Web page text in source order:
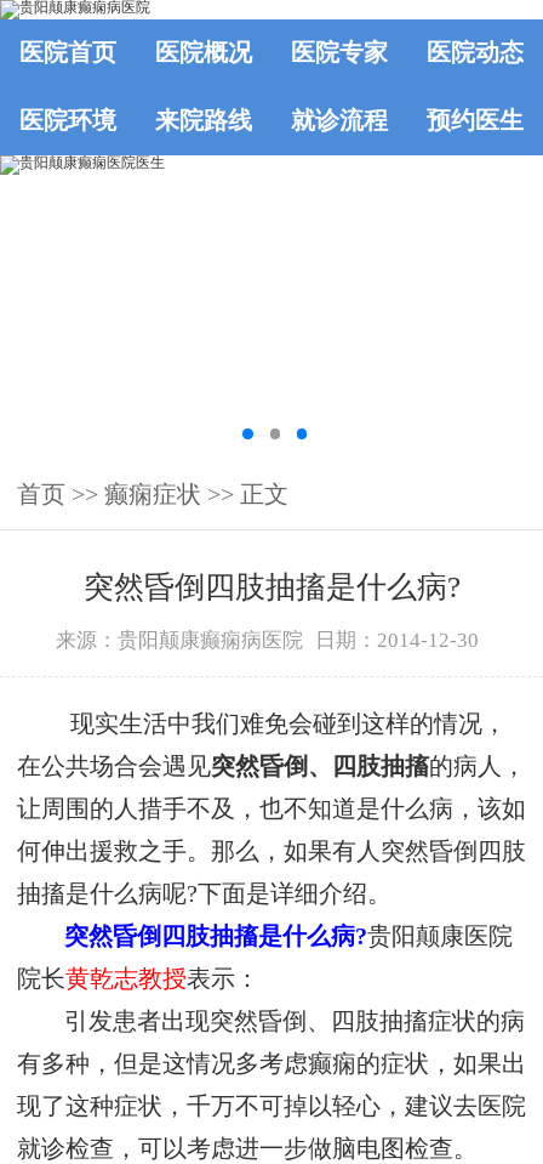
医院首页 医院概况 医院专家 医院动态
医院环境 来院路线 就诊流程 预约医生
首页 >> 癫痫症状 >> 正文
突然昏倒四肢抽搐是什么病?
来源：贵阳颠康癫痫病医院 日期：2014-12-30
现实生活中我们难免会碰到这样的情况，
在公共场合会遇见突然昏倒、四肢抽搐的病人，
让周围的人措手不及，也不知道是什么病，该如
何伸出援救之手。那么，如果有人突然昏倒四肢
抽搐是什么病呢?下面是详细介绍。
突然昏倒四肢抽搐是什么病?贵阳颠康医院
院长黄乾志教授表示：
引发患者出现突然昏倒、四肢抽搐症状的病
有多种，但是这情况多考虑癫痫的症状，如果出
现了这种症状，千万不可掉以轻心，建议去医院
就诊检查，可以考虑进一步做脑电图检查。